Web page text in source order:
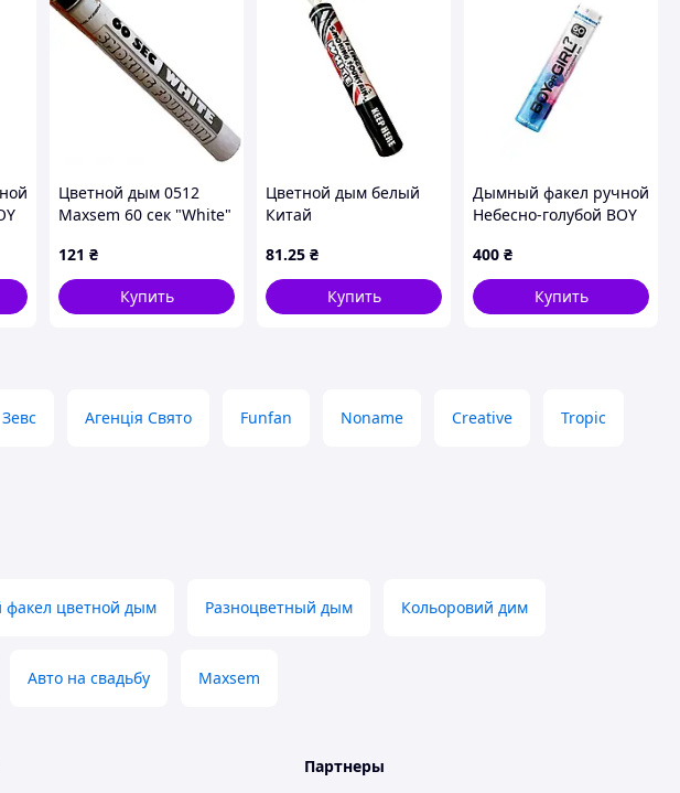
Цветной дым 0512
Maxsem 60 сек "White"
121 ₴
Купить
Цветной дым белый
Китай
81.25 ₴
Купить
Дымный факел ручной
Небесно-голубой BOY
400 ₴
Купить
Зевс Агенція Свято Funfan Noname Creative Tropic
факел цветной дым Разноцветный дым Кольоровий дим
Авто на свадьбу Maxsem
Партнеры